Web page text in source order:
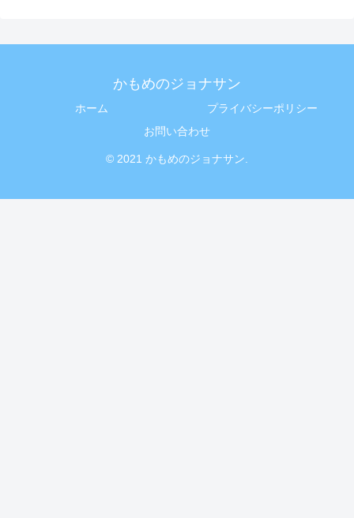
かもめのジョナサン
ホーム
プライバシーポリシー
お問い合わせ
© 2021 かもめのジョナサン.